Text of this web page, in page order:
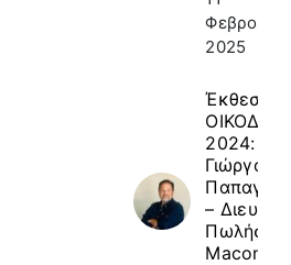
2025
Έκθεση
2024: κ.
Γιώργος
–
Macon